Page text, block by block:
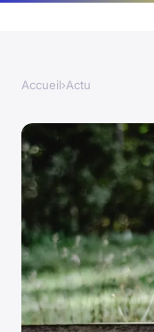
Accueil›Actu